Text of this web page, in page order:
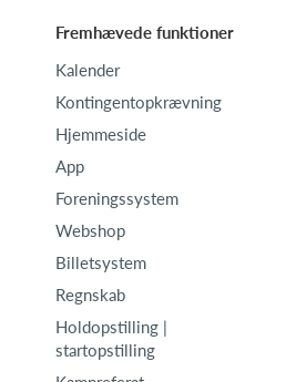
Fremhævede funktioner
Kalender
Kontingentopkrævning
Hjemmeside
App
Foreningssystem
Webshop
Billetsystem
Regnskab
Holdopstilling |
startopstilling